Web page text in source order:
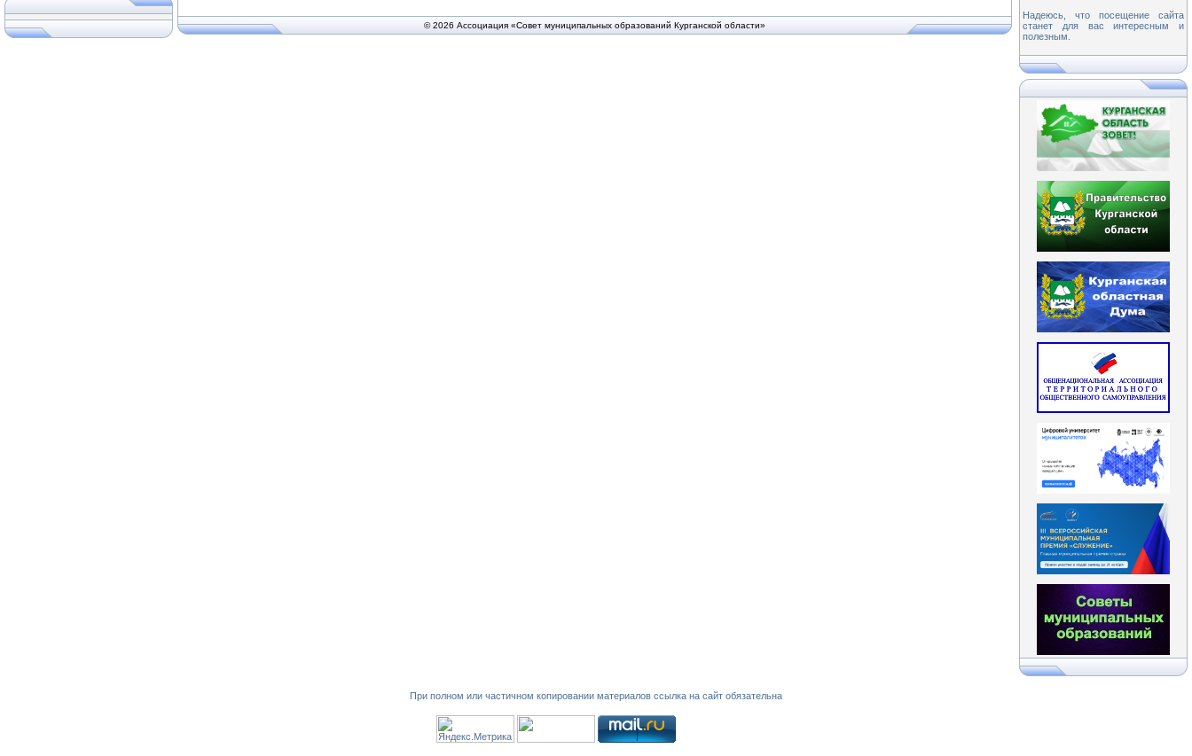
© 2026 Ассоциация «Совет муниципальных образований Курганской области»
Надеюсь, что посещение сайта
станет для вас интересным и
полезным.
При полном или частичном копировании материалов ссылка на сайт обязательна